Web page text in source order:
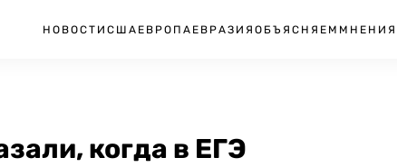
НОВОСТИ США ЕВРОПА ЕВРАЗИЯ ОБЪЯСНЯЕМ МНЕНИЯ
когда в ЕГЭ